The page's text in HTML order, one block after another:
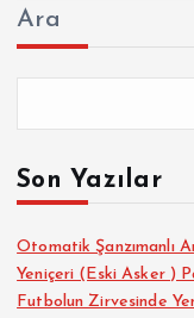
Ara
Son Yazılar
Otomatik Şanzımanlı
Yeniçeri (Eski Asker )
Futbolun Zirvesinde